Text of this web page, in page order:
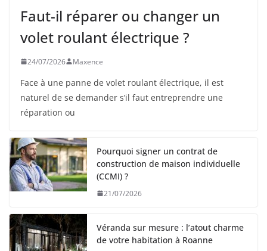
Faut-il réparer ou changer un
volet roulant électrique ?
24/07/2026 Maxence
Face à une panne de volet roulant électrique, il est
naturel de se demander s’il faut entreprendre une
réparation ou
Pourquoi signer un contrat de
construction de maison individuelle
(CCMI) ?
21/07/2026
Véranda sur mesure : l’atout charme
de votre habitation à Roanne